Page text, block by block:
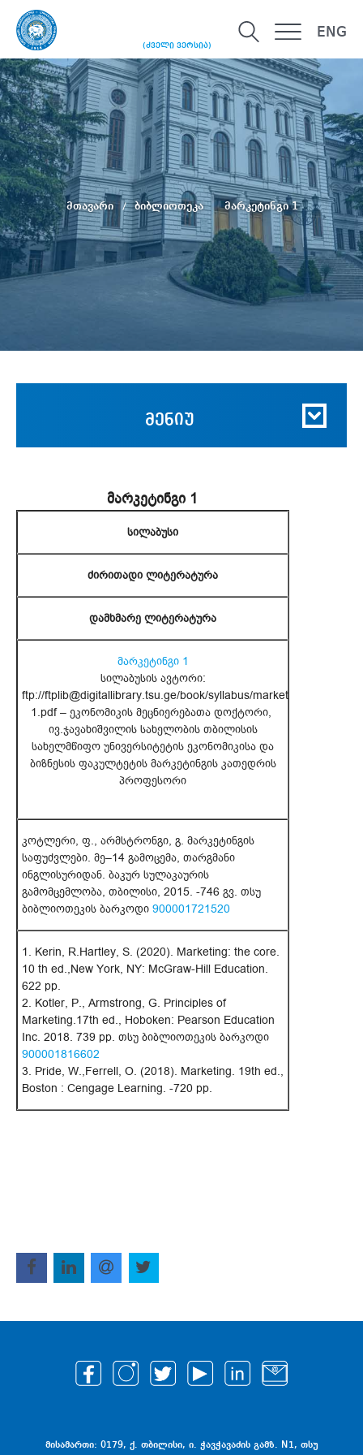
(ძველი ვერსია)
ENG
მთავარი ბიბლიოთეკა მარკეტინგი 1
მენიუ
მარკეტინგი 1
სილაბუსი
ძირითადი ლიტერატურა
დამხმარე ლიტერატურა
მარკეტინგი 1
სილაბუსის ავტორი:
ftp://ftplib@digitallibrary.tsu.ge/book/syllabus/marketing-
1.pdf – ეკონომიკის მეცნიერებათა დოქტორი,
ივ.ჯავახიშვილის სახელობის თბილისის
სახელმწიფო უნივერსიტეტის ეკონომიკისა და
ბიზნესის ფაკულტეტის მარკეტინგის კათედრის
პროფესორი
კოტლერი, ფ., არმსტრონგი, გ. მარკეტინგის
საფუძვლები. მე–14 გამოცემა, თარგმანი
ინგლისურიდან. ბაკურ სულაკაურის
გამომცემლობა, თბილისი, 2015. -746 გვ. თსუ
ბიბლიოთეკის ბარკოდი 900001721520
1. Kerin, R.Hartley, S. (2020). Marketing: the core.
10 th ed.,New York, NY: McGraw-Hill Education.
622 pp.
2. Kotler, P., Armstrong, G. Principles of
Marketing.17th ed., Hoboken: Pearson Education
Inc. 2018. 739 pp. თსუ ბიბლიოთეკის ბარკოდი
900001816602
3. Pride, W.,Ferrell, O. (2018). Marketing. 19th ed.,
Boston : Cengage Learning. -720 pp.
მისამართი: 0179, ქ. თბილისი, ი. ჭავჭავაძის გამზ. N1, თსუ